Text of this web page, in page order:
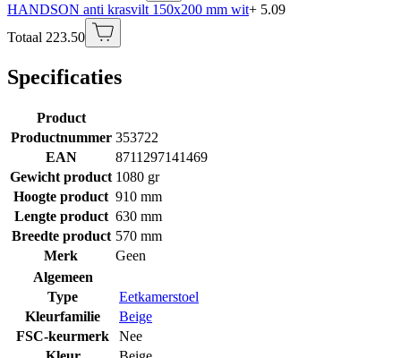
HANDSON anti krasvilt 150x200 mm wit+ 5.09
Totaal 223.50
Specificaties
Product
Productnummer 353722
EAN
8711297141469
Gewicht product 1080 gr
Hoogte product 910 mm
Lengte product 630 mm
Breedte product 570 mm
Merk
Geen
Algemeen
Type
Eetkamerstoel
Kleurfamilie
Beige
FSC-keurmerk
Nee